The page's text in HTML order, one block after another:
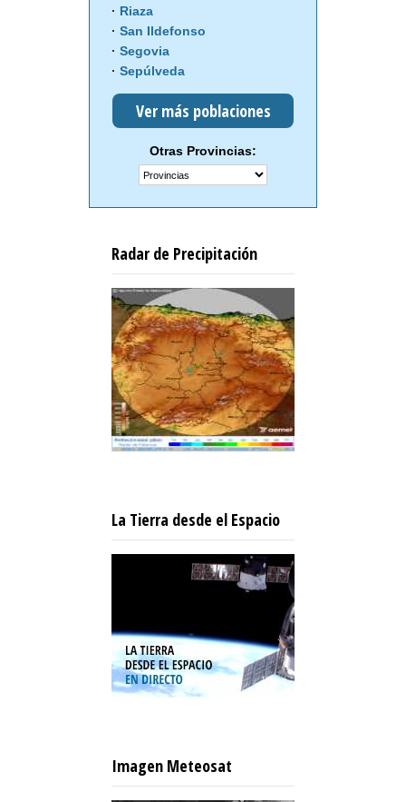
Riaza
San Ildefonso
Segovia
Sepúlveda
Ver más poblaciones
Otras Provincias:
Radar de Precipitación
La Tierra desde el Espacio
Imagen Meteosat